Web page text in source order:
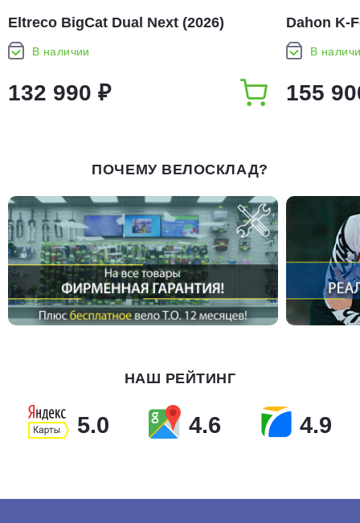
Eltreco BigCat Dual Next (2026)
В наличии
132 990 ₽
Dahon K-
В
155
ПОЧЕМУ ВЕЛОСКЛАД?
НАШ РЕЙТИНГ
5.0 4.6 4.9